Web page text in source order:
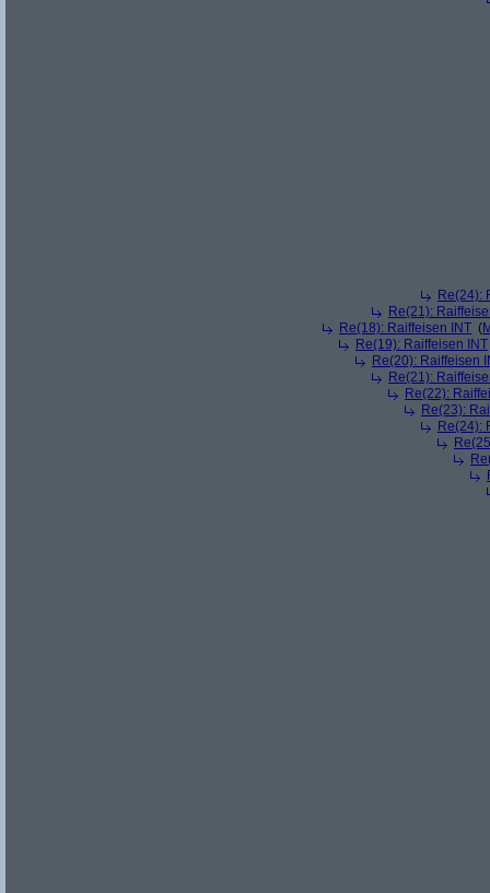
Re(24):
Re(21):
Re(18): Raiffeisen INT (
Re(19): Raiffeisen INT
Re(20): Raiffeisen
Re(21):
Re(22):
Re(23):
Re(24):